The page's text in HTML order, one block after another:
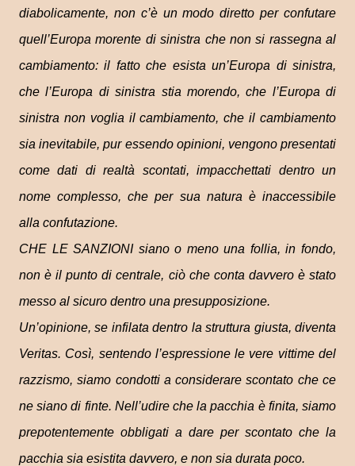
diabolicamente, non c’è un modo diretto per confutare
quell’Europa morente di sinistra che non si rassegna al
cambiamento: il fatto che esista un’Europa di sinistra,
che l’Europa di sinistra stia morendo, che l’Europa di
sinistra non voglia il cambiamento, che il cambiamento
sia inevitabile, pur essendo opinioni, vengono presentati
come dati di realtà scontati, impacchettati dentro un
nome complesso, che per sua natura è inaccessibile
alla confutazione.
CHE LE SANZIONI siano o meno una follia, in fondo,
non è il punto di centrale, ciò che conta davvero è stato
messo al sicuro dentro una presupposizione.
Un’opinione, se infilata dentro la struttura giusta, diventa
Veritas. Così, sentendo l’espressione le vere vittime del
razzismo, siamo condotti a considerare scontato che ce
ne siano di finte. Nell’udire che la pacchia è finita, siamo
prepotentemente obbligati a dare per scontato che la
pacchia sia esistita davvero, e non sia durata poco.